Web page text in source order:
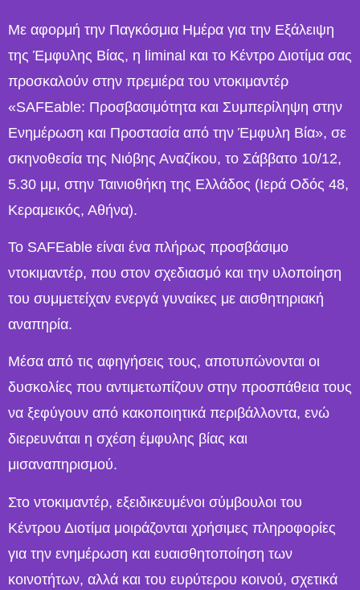
Με αφορμή την Παγκόσμια Ημέρα για την Εξάλειψη
της Έμφυλης Βίας, η liminal και το Κέντρο Διοτίμα σας
προσκαλούν στην πρεμιέρα του ντοκιμαντέρ
«SAFEable: Προσβασιμότητα και Συμπερίληψη στην
Ενημέρωση και Προστασία από την Έμφυλη Βία», σε
σκηνοθεσία της Νιόβης Αναζίκου, το Σάββατο 10/12,
5.30 μμ, στην Ταινιοθήκη της Ελλάδος (Ιερά Οδός 48,
Κεραμεικός, Αθήνα).
Το SAFEable είναι ένα πλήρως προσβάσιμο
ντοκιμαντέρ, που στον σχεδιασμό και την υλοποίηση
του συμμετείχαν ενεργά γυναίκες με αισθητηριακή
αναπηρία.
Μέσα από τις αφηγήσεις τους, αποτυπώνονται οι
δυσκολίες που αντιμετωπίζουν στην προσπάθεια τους
να ξεφύγουν από κακοποιητικά περιβάλλοντα, ενώ
διερευνάται η σχέση έμφυλης βίας και
μισαναπηρισμού.
Στο ντοκιμαντέρ, εξειδικευμένοι σύμβουλοι του
Κέντρου Διοτίμα μοιράζονται χρήσιμες πληροφορίες
για την ενημέρωση και ευαισθητοποίηση των
κοινοτήτων, αλλά και του ευρύτερου κοινού, σχετικά